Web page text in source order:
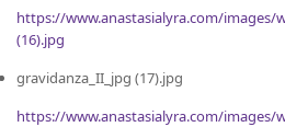
https://www.anastasialyra.com/images/
(16).jpg
gravidanza_II_jpg (17).jpg
https://www.anastasialyra.com/images/